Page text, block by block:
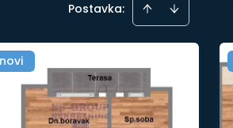
Postavka: